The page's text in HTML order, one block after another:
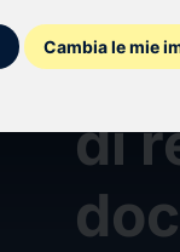
Cambia le mie
di